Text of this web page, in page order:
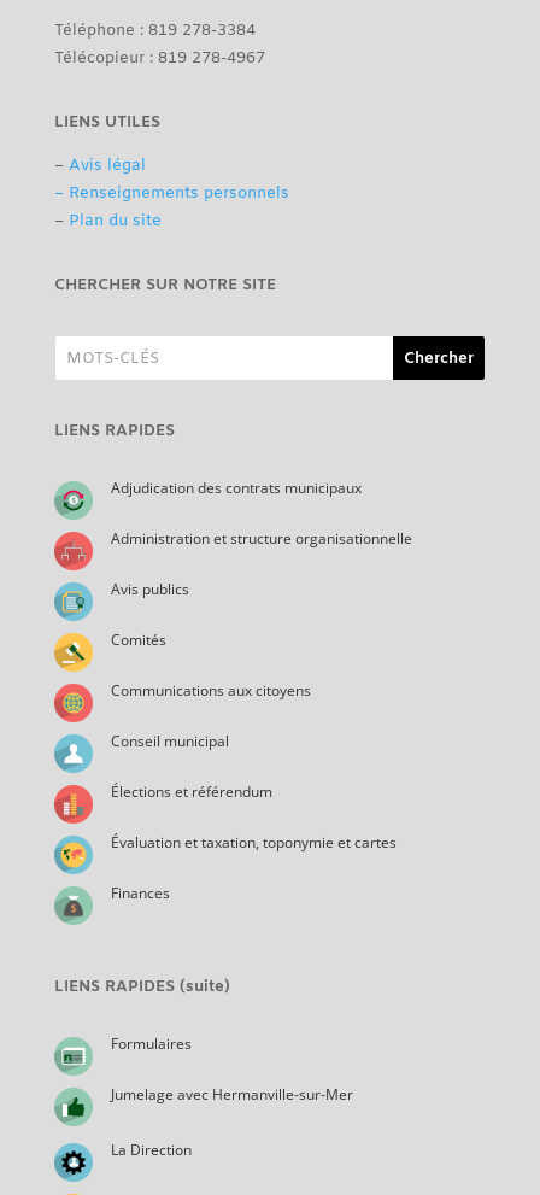
Téléphone : 819 278-3384
Télécopieur : 819 278-4967
LIENS UTILES
– Avis légal
– Renseignements personnels
– Plan du site
CHERCHER SUR NOTRE SITE
LIENS RAPIDES
Adjudication des contrats municipaux
Administration et structure organisationnelle
Avis publics
Comités
Communications aux citoyens
Conseil municipal
Élections et référendum
Évaluation et taxation, toponymie et cartes
Finances
LIENS RAPIDES (suite)
Formulaires
Jumelage avec Hermanville-sur-Mer
La Direction